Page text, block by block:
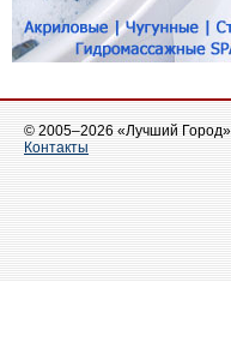
© 2005–2026 «Лучший
Контакты